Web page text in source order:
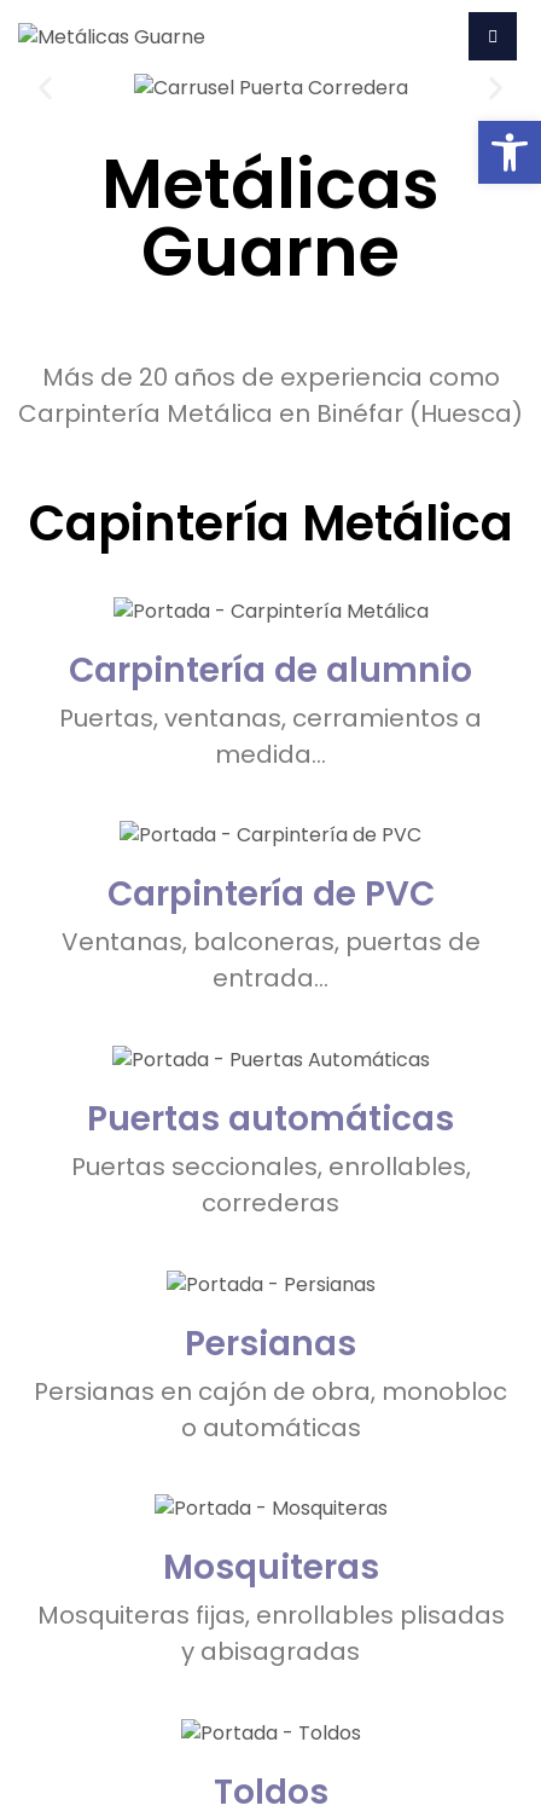
Metálicas
Guarne
Más de 20 años de experiencia como
Carpintería Metálica en Binéfar (Huesca)
Capintería Metálica
Carpintería de alumnio
Puertas, ventanas, cerramientos a
medida...
Carpintería de PVC
Ventanas, balconeras, puertas de
entrada...
Puertas automáticas
Puertas seccionales, enrollables,
correderas
Persianas
Persianas en cajón de obra, monobloc
o automáticas
Mosquiteras
Mosquiteras fijas, enrollables plisadas
y abisagradas
Toldos